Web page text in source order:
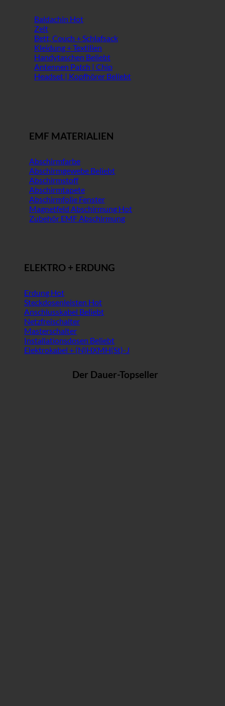
Baldachin
Zelt
Bett, Couch + Schlafsack
Kleidung + Textilien
Handytaschen
Antennen Patch | Chip
Headset | Kopfhörer
EMF MATERIALIEN
Abschirmfarbe
Abschirmgewebe
Abschirmstoff
Abschirmtapete
Abschirmfolie Fenster
Magnetfeld Abschirmung
Zubehör EMF Abschirmung
ELEKTRO + ERDUNG
Erdung
Steckdosenleisten
Anschlusskabel
Netzfreischalter
Masterschalter
Installationsdosen
Elektrokabel + (N)HXMH(St)-J
Der Dauer-Topseller